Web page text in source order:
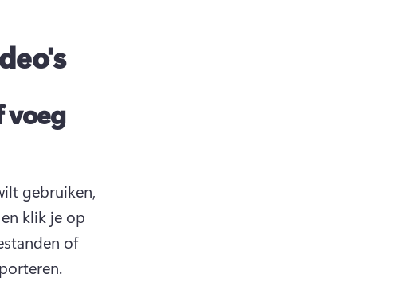
voeg
gebruiken,
klik je op
of